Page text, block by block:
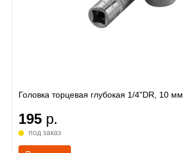
Головка торцевая глубокая 1/4"DR, 10 мм
195 р.
под заказ